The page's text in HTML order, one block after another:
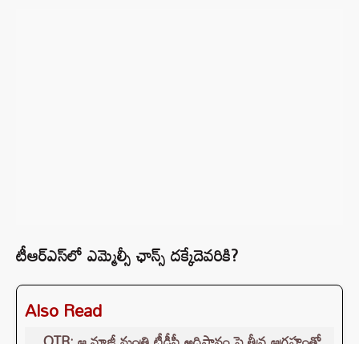
టీఆర్‌ఎస్‌లో ఎమ్మెల్సీ ఛాన్స్‌ దక్కేదెవరికి?
Also Read